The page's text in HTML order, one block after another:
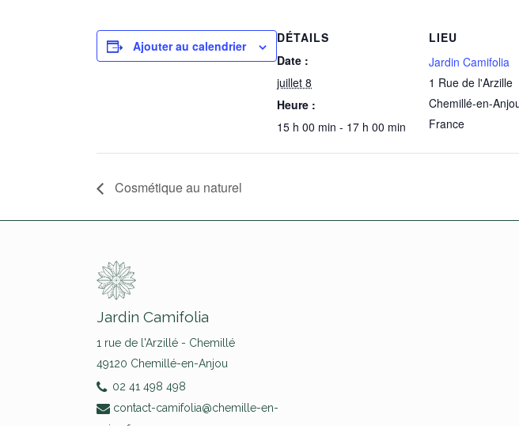
Ajouter au calendrier
DÉTAILS
Date :
juillet 8
Heure :
15 h 00 min - 17 h 00 min
LIEU
Jardin Camifolia
1 Rue de l'Arzille
Chemillé-en-
France
Cosmétique au naturel
Jardin Camifolia
1 rue de l'Arzillé - Chemillé
49120 Chemillé-en-Anjou
02 41 498 498
contact-camifolia@chemille-en-